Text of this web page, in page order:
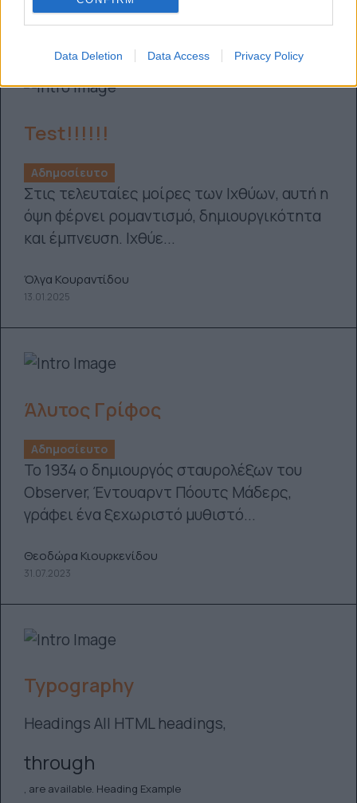
Data Deletion Data Access Privacy Policy
Test!!!!!!
Αδημοσίευτο
Στις τελευταίες μοίρες των Ιχθύων, αυτή η
όψη φέρνει ρομαντισμό, δημιουργικότητα
και έμπνευση. Ιχθύε...
Όλγα Κουραντίδου
13.01.2025
Άλυτος Γρίφος
Αδημοσίευτο
Το 1934 ο δημιουργός σταυρολέξων του
Observer, Έντουαρντ Πόουτς Μάδερς,
γράφει ένα ξεχωριστό μυθιστό...
Θεοδώρα Κιουρκενίδου
31.07.2023
Typography
Headings All HTML headings,
through
, are available. Heading Example